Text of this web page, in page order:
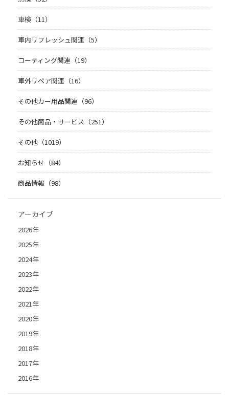
車検（11）
車内リフレッシュ関連（5）
コーティング関連（19）
車外リペア関連（16）
その他カー用品関連（96）
その他商品・サービス（251）
その他（1019）
お知らせ（84）
商品情報（98）
アーカイブ
2026年
2025年
2024年
2023年
2022年
2021年
2020年
2019年
2018年
2017年
2016年